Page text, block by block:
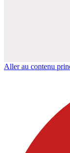
Aller au contenu